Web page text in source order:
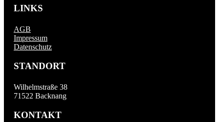
LINKS
AGB
Impressum
Datenschutz
STANDORT
Wilhelmstraße 38
71522 Backnang
KONTAKT